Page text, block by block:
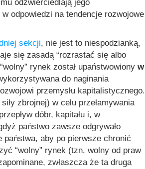
odzwierciedlają jego
odpowiedzi na tendencje rozwojowe
sekcji, nie jest to niespodzianką,
się zasadą “rozrastać się albo
rynek został upaństwowiony w
do naginania
przemysłu kapitalistycznego.
zbrojnej) w celu przełamywania
dóbr, kapitału i, w
państwo zawsze odgrywało
aby po pierwsze chronić
“wolny” rynek (tzn. wolny od praw
zwłaszcza że ta druga